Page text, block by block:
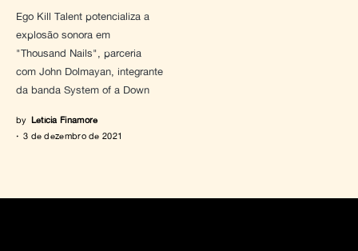
Ego Kill Talent potencializa a
explosão sonora em
"Thousand Nails", parceria
com John Dolmayan, integrante
da banda System of a Down
by Letícia Finamore
3 de dezembro de 2021